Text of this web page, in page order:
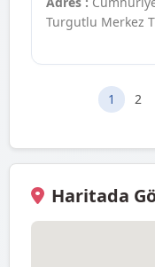
Turgutlu Merkez
1 2
Haritada